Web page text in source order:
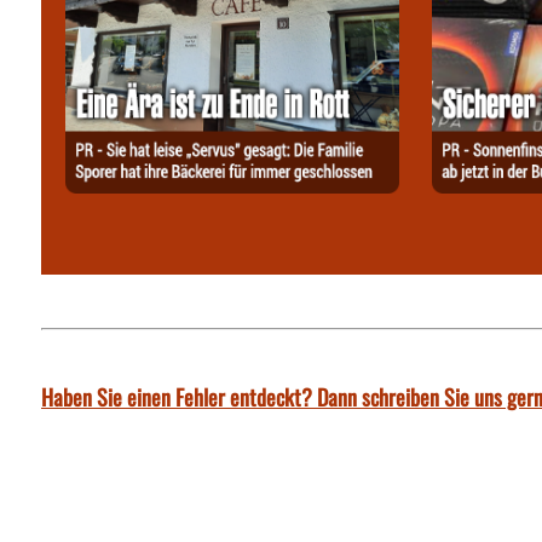
Haben Sie einen Fehler entdeckt? Dann schreiben Sie uns